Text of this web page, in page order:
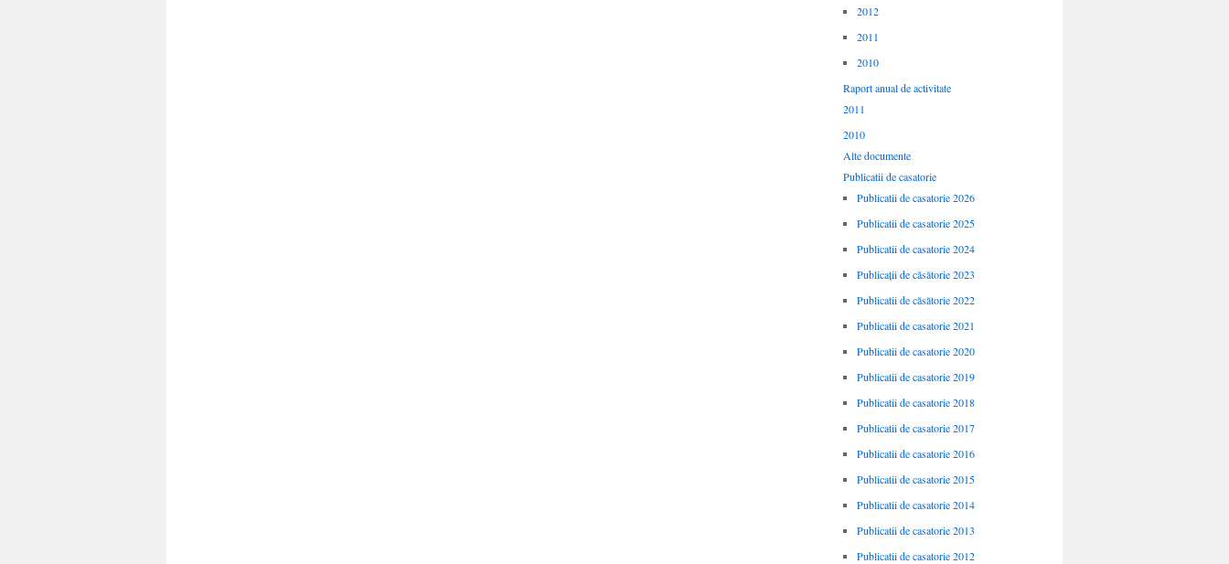
2012
2011
2010
Raport anual de activitate
2011
2010
Alte documente
Publicatii de casatorie
Publicatii de casatorie 2026
Publicatii de casatorie 2025
Publicatii de casatorie 2024
Publicații de căsătorie 2023
Publicatii de căsătorie 2022
Publicatii de casatorie 2021
Publicatii de casatorie 2020
Publicatii de casatorie 2019
Publicatii de casatorie 2018
Publicatii de casatorie 2017
Publicatii de casatorie 2016
Publicatii de casatorie 2015
Publicatii de casatorie 2014
Publicatii de casatorie 2013
Publicatii de casatorie 2012